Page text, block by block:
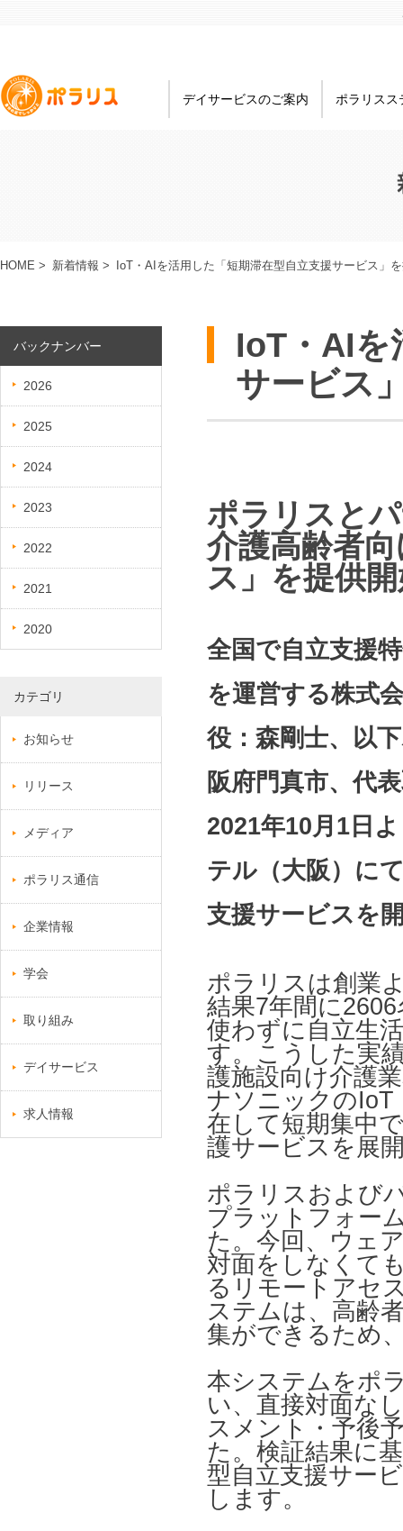
デイサービスのご案内 ポラリスス
HOME > 新着情報 > IoT・AIを活用した「短期滞在型自立支援サービス」
IoT・AIを
サービス
ポラリスと
介護高齢者
ス」を提供
全国で自立支援
を運営する株式
役：森剛士、以
阪府門真市、代
2021年10月1日
テル（大阪）に
支援サービスを
ポラリスは創業
結果7年間に
使わずに自立生
す。こうした実
護施設向け介護
ナソニックのIoT
在して短期集中
護サービスを展
ポラリスおよび
プラットフォー
た。今回、ウェ
対面をしなくて
るリモートアセ
ステムは、高齢
集ができるため
本システムをポ
い、直接対面な
スメント・予後
た。検証結果に
型自立支援サー
します。
バックナンバー
2026
2025
2024
2023
2022
2021
2020
カテゴリ
お知らせ
リリース
メディア
ポラリス通信
企業情報
学会
取り組み
デイサービス
求人情報